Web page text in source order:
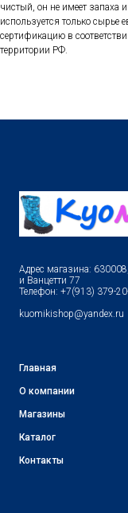
чистый, он не имеет запаха
используется только сырье
сертификацию в
территории РФ.
Адрес магазина:
и Ванцетти 77
Телефон: +7(913) 379-
kuomikishop@yandex.ru
Главная
О компании
Магазины
Каталог
Контакты